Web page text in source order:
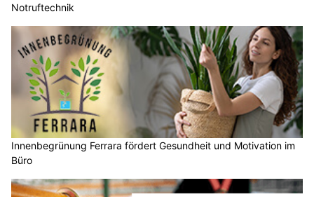
Notruftechnik
Innenbegrünung Ferrara fördert Gesundheit und Motivation im
Büro